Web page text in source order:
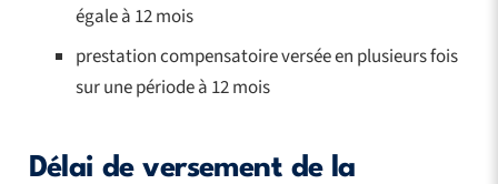
égale à 12 mois
prestation compensatoire versée en plusieurs fois
sur une période à 12 mois
Délai de versement de la